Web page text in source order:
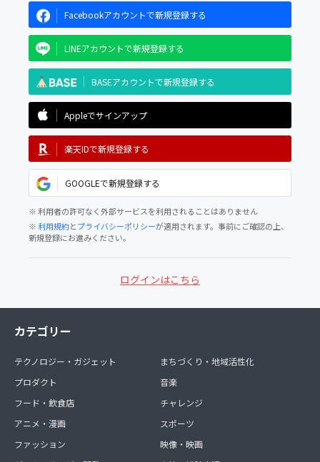
Facebookアカウントで新規登録する
LINEアカウントで新規登録する
BASEアカウントで新規登録する
Appleでサインアップ
楽天IDで新規登録する
GOOGLEで新規登録する
※ 利用者の許可なく外部サービスを利用されることはありません
※利用規約とプライバシーポリシーが適用されます。事前にご確認の上、
新規登録にお進みください。
ログインはこちら
カテゴリー
テクノロジー・ガジェット
プロダクト
フード・飲食店
アニメ・漫画
ファッション
まちづくり・地域活性化
音楽
チャレンジ
スポーツ
映像・映画